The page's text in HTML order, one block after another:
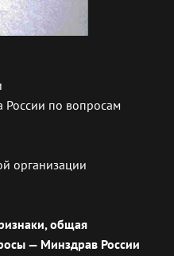
по вопросам
организации
общая
— Минздрав России